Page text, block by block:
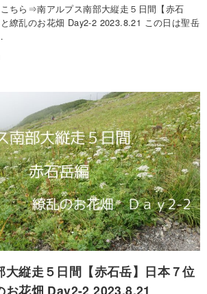
ちら⇒南アルプス南部大縦走５日間【赤石
繚乱のお花畑 Day2-2 2023.8.21 この日は聖岳
大縦走５日間【赤石岳】日本７位
お花畑 Day2-2 2023.8.21